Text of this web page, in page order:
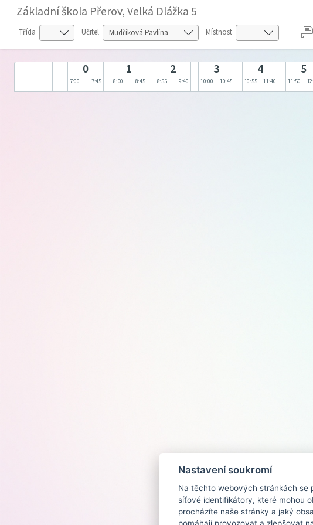
Základní škola Přerov, Velká Dlážka 5
Třída Učitel Místnost
0
7:00 7:45
1
8:00 8:45
2
8:55 9:40
3
10:00 10:45
4
10:55 11:40
5
11:50
Nastavení soukromí
Na těchto webových stránkách se
síťové identifikátory, které mohou
procházíte naše stránky a jaký